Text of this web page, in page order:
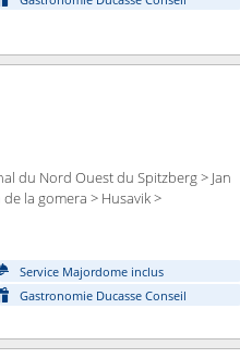
du Nord Ouest du Spitzberg > Jan
la gomera > Husavik >
Service Majordome inclus
Gastronomie Ducasse Conseil